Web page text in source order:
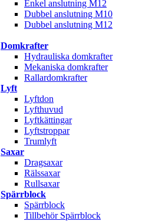
Enkel anslutning M12
Dubbel anslutning M10
Dubbel anslutning M12
Domkrafter
Hydrauliska domkrafter
Mekaniska domkrafter
Rallardomkrafter
Lyft
Lyftdon
Lyfthuvud
Lyftkättingar
Lyftstroppar
Trumlyft
Saxar
Dragsaxar
Rälssaxar
Rullsaxar
Spärrblock
Spärrblock
Tillbehör Spärrblock